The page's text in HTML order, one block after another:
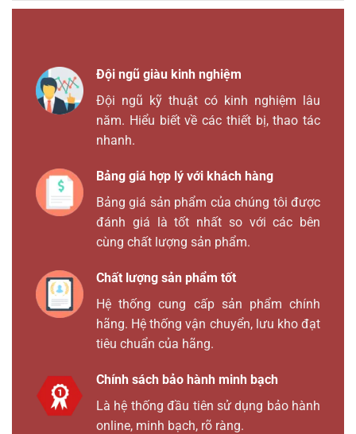
Đội ngũ giàu kinh nghiệm
Đội ngũ kỹ thuật có kinh nghiệm lâu
năm. Hiểu biết về các thiết bị, thao tác
nhanh.
Bảng giá hợp lý với khách hàng
Bảng giá sản phẩm của chúng tôi được
đánh giá là tốt nhất so với các bên
cùng chất lượng sản phẩm.
Chất lượng sản phẩm tốt
Hệ thống cung cấp sản phẩm chính
hãng. Hệ thống vận chuyển, lưu kho đạt
tiêu chuẩn của hãng.
Chính sách bảo hành minh bạch
Là hệ thống đầu tiên sử dụng bảo hành
online, minh bạch, rõ ràng.